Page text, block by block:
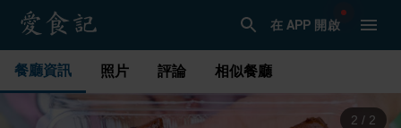
在 APP 開啟
餐廳資訊 照片 評論 相似餐廳
1 / 2